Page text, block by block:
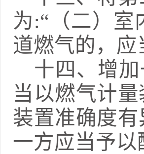
为:“（二） 室
道燃气的，
十四、 增
当以燃气计
装置准确度
一方应当予以